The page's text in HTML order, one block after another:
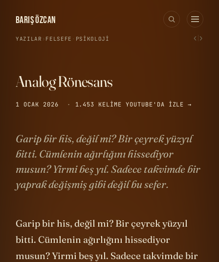
BARIŞ ÖZCAN
YAZILAR › FELSEFE · PSIKOLOJI ‹ ›
Analog Rönesans
1 OCAK 2026 · 1.453 KELIME YOUTUBE'DA IZLE →
Garip bir his, değil mi? Bir çeyrek yüzyıl
bitti. Cümlenin ağırlığını hissediyor
musun? Yirmi beş yıl. Sadece takvimde bir
yaprak değişmiş gibi değil bu sefer.
Garip bir his, değil mi? Bir çeyrek yüzyıl
bitti. Cümlenin ağırlığını hissediyor
musun? Yirmi beş yıl. Sadece takvimde bir